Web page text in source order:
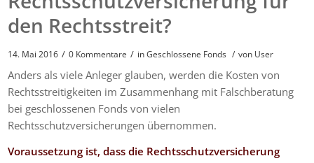
den Rechtsstreit?
14. Mai 2016 / 0 Kommentare / inGeschlossene Fonds / von User
Anders als viele Anleger glauben, werden die Kosten von
Rechtsstreitigkeiten im Zusammenhang mit Falschberatung
bei geschlossenen Fonds von vielen
Rechtsschutzversicherungen übernommen.
Voraussetzung ist, dass die Rechtsschutzversicherung